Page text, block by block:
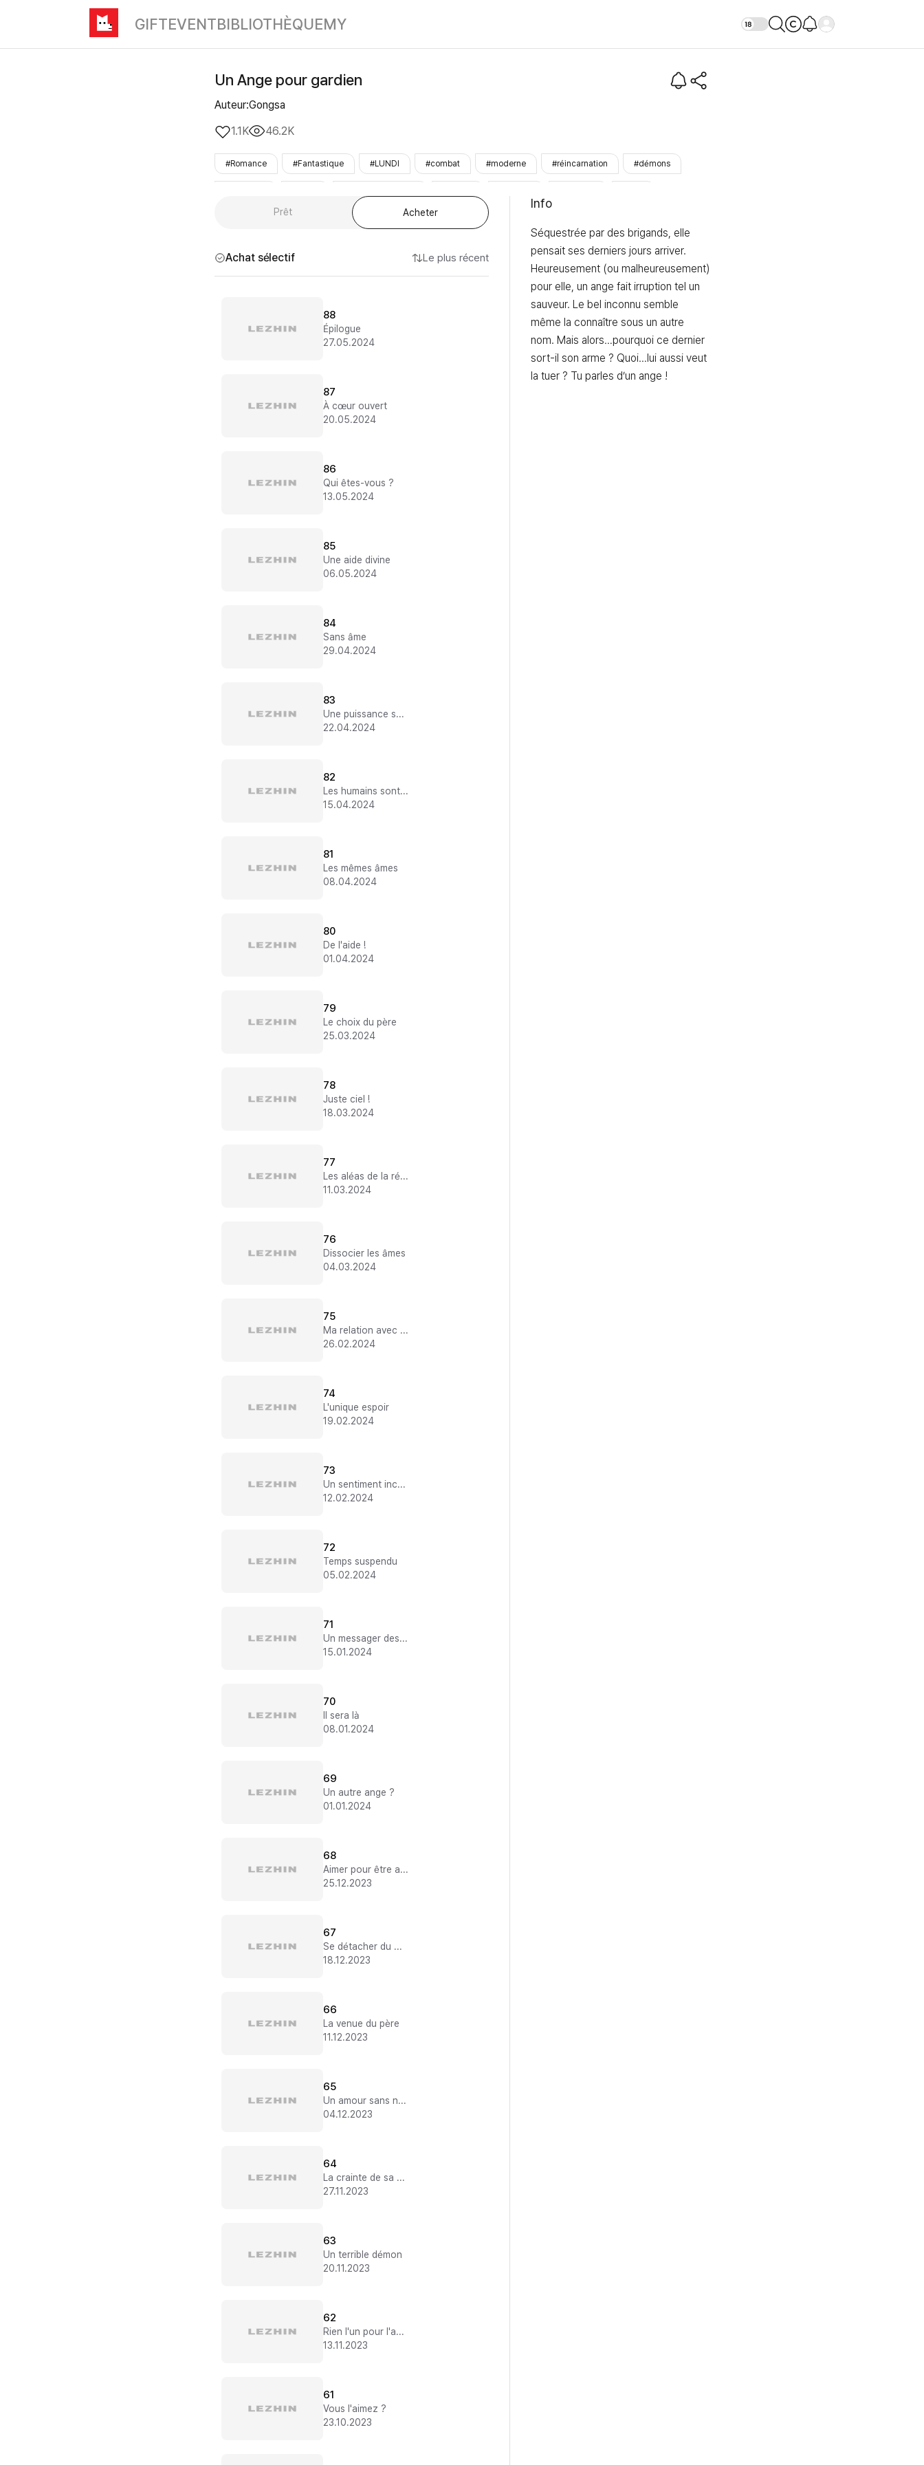
GIFTEVENTBIBLIOTHÈQUEMY
Un Ange pour gardien
Auteur:Gongsa
1.1K
46.2K
#Romance #Fantastique #LUNDI #combat #moderne #réincarnation #démons
#LezhinOnly
Prêt Acheter
Achat sélectif Le plus récent
88
Épilogue
27.05.2024
87
À cœur ouvert
20.05.2024
86
Qui êtes-vous ?
13.05.2024
85
Une aide divine
06.05.2024
84
Sans âme
29.04.2024
83
Une puissance surhumaine
22.04.2024
82
Les humains sont mauvais !
15.04.2024
81
Les mêmes âmes
08.04.2024
80
De l'aide !
01.04.2024
79
Le choix du père
25.03.2024
78
Juste ciel !
18.03.2024
77
Les aléas de la réincarnation
11.03.2024
76
Dissocier les âmes
04.03.2024
75
Ma relation avec lui
26.02.2024
74
L'unique espoir
19.02.2024
73
Un sentiment inconditionnel
12.02.2024
72
Temps suspendu
05.02.2024
71
Un messager des ténèbres ?!
15.01.2024
70
Il sera là
08.01.2024
69
Un autre ange ?
01.01.2024
68
Aimer pour être aimé
25.12.2023
67
Se détacher du mauvais
18.12.2023
66
La venue du père
11.12.2023
65
Un amour sans normalité
04.12.2023
64
La crainte de sa mort
27.11.2023
63
Un terrible démon
20.11.2023
62
Rien l'un pour l'autre
13.11.2023
61
Vous l'aimez ?
23.10.2023
Info
Séquestrée par des brigands, elle
pensait ses derniers jours arriver.
Heureusement (ou malheureusement)
pour elle, un ange fait irruption tel un
sauveur. Le bel inconnu semble
même la connaître sous un autre
nom. Mais alors…pourquoi ce dernier
sort-il son arme ? Quoi…lui aussi veut
la tuer ? Tu parles d’un ange !